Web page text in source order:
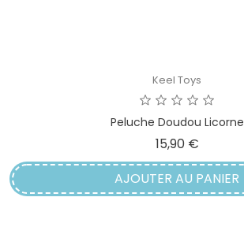
Keel Toys
Peluche Doudou Licorne
15,90 €Prix
AJOUTER AU PANIER